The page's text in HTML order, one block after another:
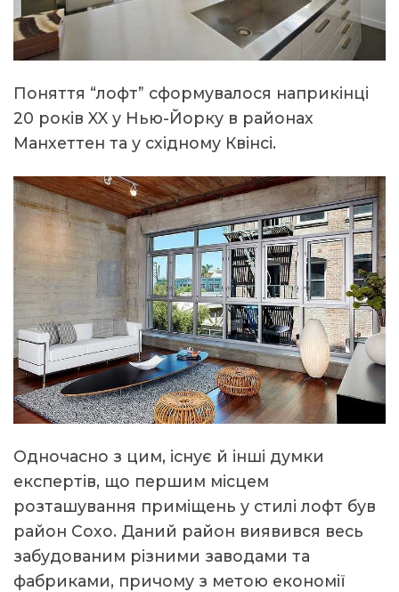
Поняття “лофт” сформувалося наприкінці
20 років XX у Нью-Йорку в районах
Манхеттен та у східному Квінсі.
Одночасно з цим, існує й інші думки
експертів, що першим місцем
розташування приміщень у стилі лофт був
район Сохо. Даний район виявився весь
забудованим різними заводами та
фабриками, причому з метою економії